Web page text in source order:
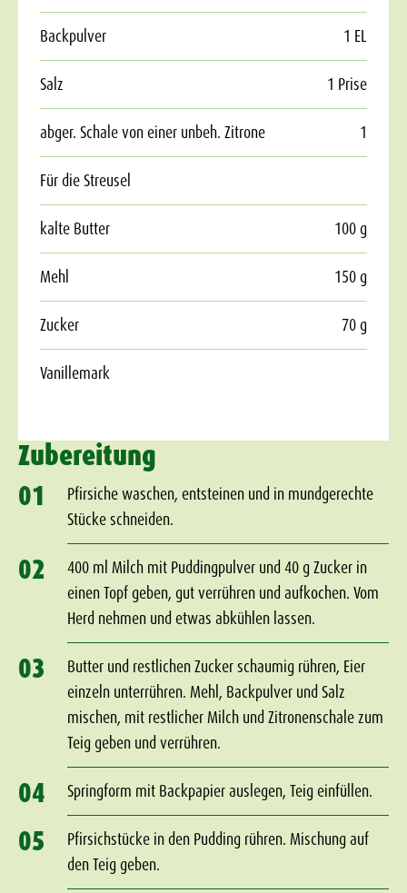
Backpulver 1 EL
Salz 1 Prise
abger. Schale von einer unbeh. Zitrone 1
Für die Streusel
kalte Butter 100 g
Mehl 150 g
Zucker 70 g
Vanillemark
Zubereitung
01
Pfirsiche waschen, entsteinen und in mundgerechte
Stücke schneiden.
02
400 ml Milch mit Puddingpulver und 40 g Zucker in
einen Topf geben, gut verrühren und aufkochen. Vom
Herd nehmen und etwas abkühlen lassen.
03
Butter und restlichen Zucker schaumig rühren, Eier
einzeln unterrühren. Mehl, Backpulver und Salz
mischen, mit restlicher Milch und Zitronenschale zum
Teig geben und verrühren.
04 Springform mit Backpapier auslegen, Teig einfüllen.
05
Pfirsichstücke in den Pudding rühren. Mischung auf
den Teig geben.